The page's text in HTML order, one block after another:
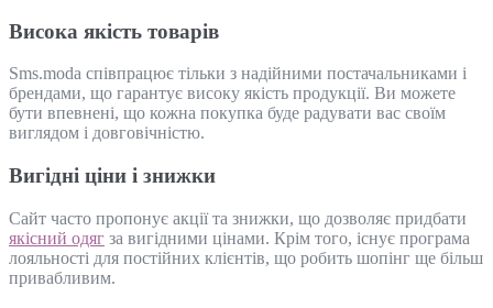
Висока якість товарів
Sms.moda співпрацює тільки з надійними постачальниками і
брендами, що гарантує високу якість продукції. Ви можете
бути впевнені, що кожна покупка буде радувати вас своїм
виглядом і довговічністю.
Вигідні ціни і знижки
Сайт часто пропонує акції та знижки, що дозволяє придбати
якісний одяг за вигідними цінами. Крім того, існує програма
лояльності для постійних клієнтів, що робить шопінг ще більш
привабливим.